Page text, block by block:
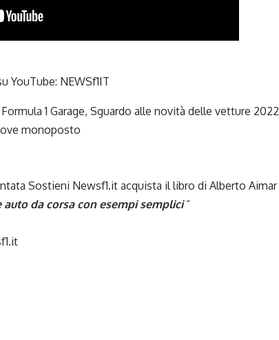
YouTube: NEWSf1IT
1 Garage, Sguardo alle novità delle vetture 2022
monoposto
Sostieni Newsf1.it acquista il libro di Alberto Aimar
auto da corsa con esempi semplici“